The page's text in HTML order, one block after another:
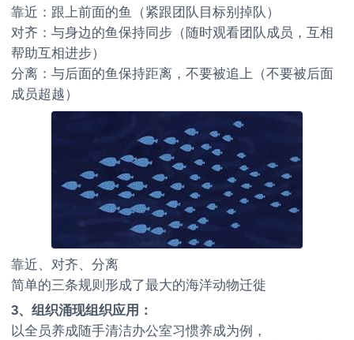
靠近：跟上前面的鱼（紧跟团队目标别掉队）
对齐：与身边的鱼保持同步（随时观看团队成员，互相
帮助互相进步）
分离：与后面的鱼保持距离，不要被追上（不要被后面
成员超越）
靠近、对齐、分离
简单的三条规则形成了最大的海洋动物迁徙
3、组织涌现组织应用：
以全员养成随手清洁办公室习惯养成为例，